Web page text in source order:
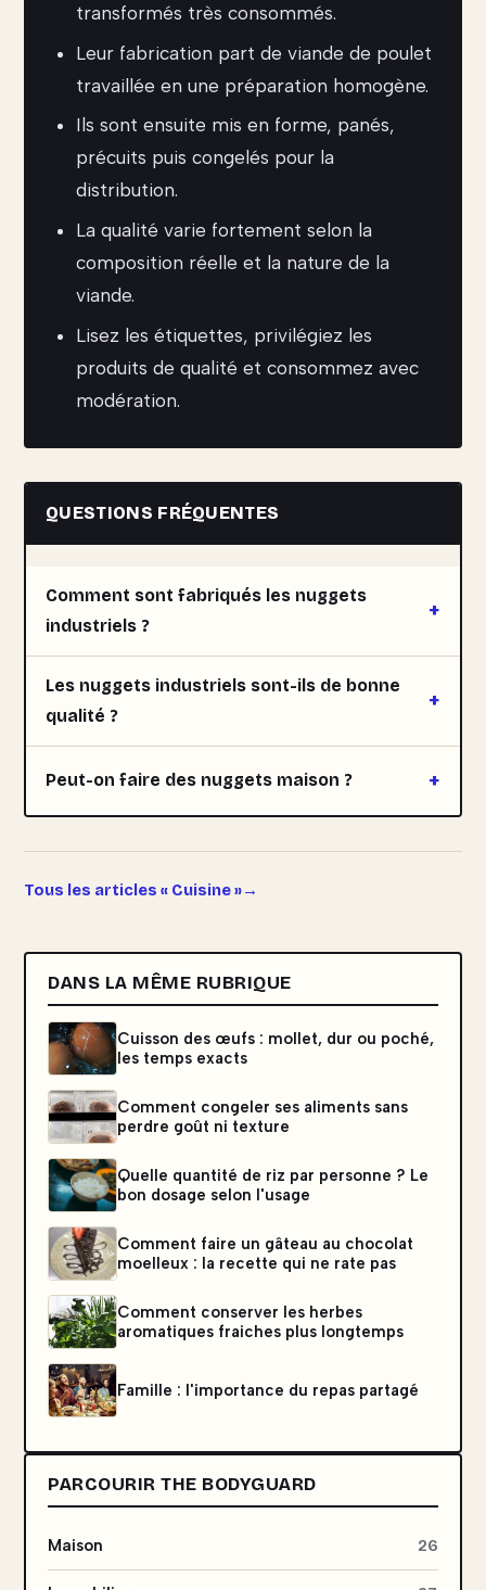
transformés très consommés.
Leur fabrication part de viande de poulet
travaillée en une préparation homogène.
Ils sont ensuite mis en forme, panés,
précuits puis congelés pour la
distribution.
La qualité varie fortement selon la
composition réelle et la nature de la
viande.
Lisez les étiquettes, privilégiez les
produits de qualité et consommez avec
modération.
QUESTIONS FRÉQUENTES
Comment sont fabriqués les nuggets
industriels ?
Les nuggets industriels sont-ils de bonne
qualité ?
Peut-on faire des nuggets maison ?
Tous les articles « Cuisine »
DANS LA MÊME RUBRIQUE
Cuisson des œufs : mollet, dur ou poché,
les temps exacts
Comment congeler ses aliments sans
perdre goût ni texture
Quelle quantité de riz par personne ? Le
bon dosage selon l'usage
Comment faire un gâteau au chocolat
moelleux : la recette qui ne rate pas
Comment conserver les herbes
aromatiques fraiches plus longtemps
Famille : l'importance du repas partagé
PARCOURIR THE BODYGUARD
Maison 26